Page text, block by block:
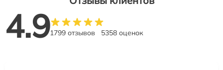
4.91799 отзывов 5358 оценок